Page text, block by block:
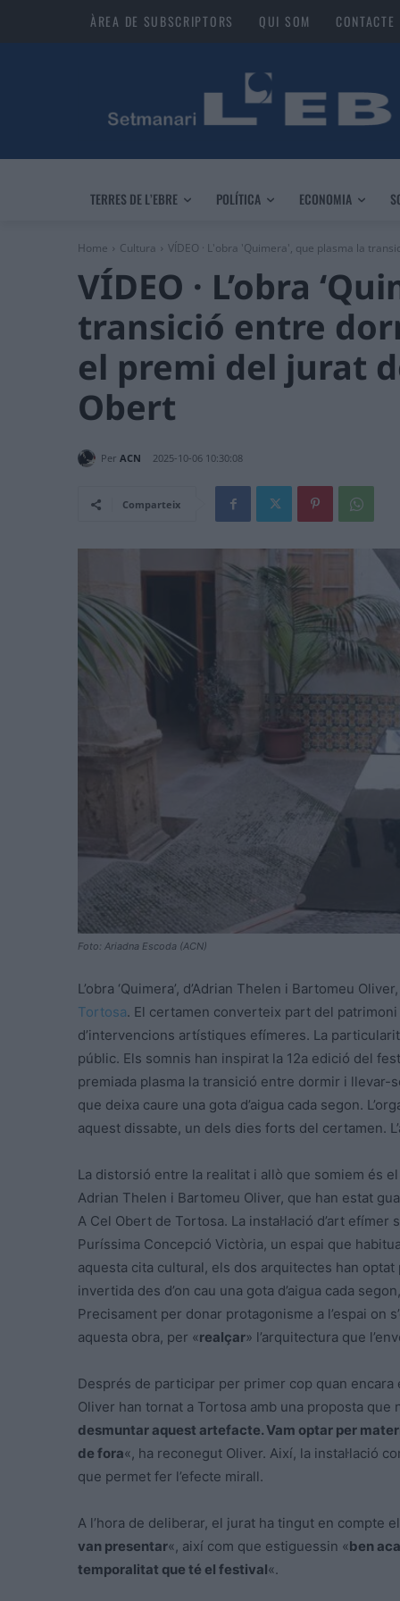
ÀREA DE SUBSCRIPTORS QUI SOM CONTACTE
TERRES DE L’EBRE POLÍTICA ECONOMIA
Home Cultura VÍDEO · L'obra 'Quimera', que plasma la
VÍDEO · L’obra
transició entre
el premi del jurat
Obert
Per ACN 2025-10-06 10:30:08
Comparteix
Foto: Ariadna Escoda (ACN)
L’obra ‘Quimera’, d’Adrian Thelen i Bartomeu
Tortosa. El certamen converteix part del
d’intervencions artístiques efímeres. La
públic. Els somnis han inspirat la 12a edició del
premiada plasma la transició entre dormir i llevar-
que deixa caure una gota d’aigua cada segon.
aquest dissabte, un dels dies forts del certamen.
La distorsió entre la realitat i allò que somiem és el
Adrian Thelen i Bartomeu Oliver, que han estat
A Cel Obert de Tortosa. La instal·lació d’art
Puríssima Concepció Victòria, un espai que
aquesta cita cultural, els dos arquitectes han
invertida des d’on cau una gota d’aigua cada
Precisament per donar protagonisme a l’espai on
aquesta obra, per «realçar» l’arquitectura que
Després de participar per primer cop quan
Oliver han tornat a Tortosa amb una proposta que
desmuntar aquest artefacte. Vam optar per
de fora«, ha reconegut Oliver. Així, la instal·lació
que permet fer l’efecte mirall.
A l’hora de deliberar, el jurat ha tingut en compte
van presentar«, així com que estiguessin «ben
temporalitat que té el festival«.